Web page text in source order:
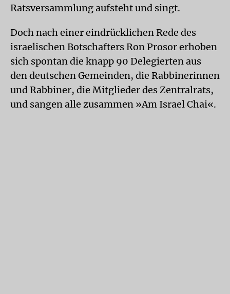
Ratsversammlung aufsteht und singt.
Doch nach einer eindrücklichen Rede des
israelischen Botschafters Ron Prosor erhoben
sich spontan die knapp 90 Delegierten aus
den deutschen Gemeinden, die Rabbinerinnen
und Rabbiner, die Mitglieder des Zentralrats,
und sangen alle zusammen »Am Israel Chai«.